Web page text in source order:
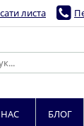
листа
БЛОГ